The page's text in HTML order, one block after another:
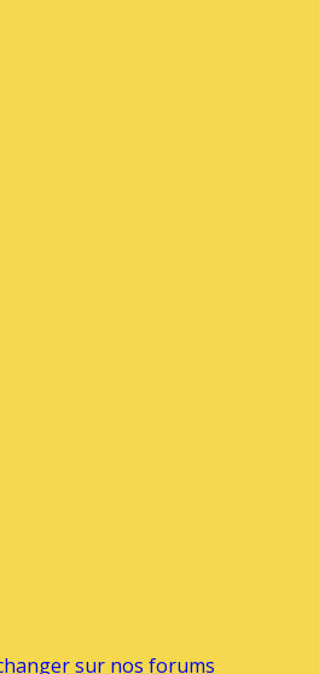
sur nos forums